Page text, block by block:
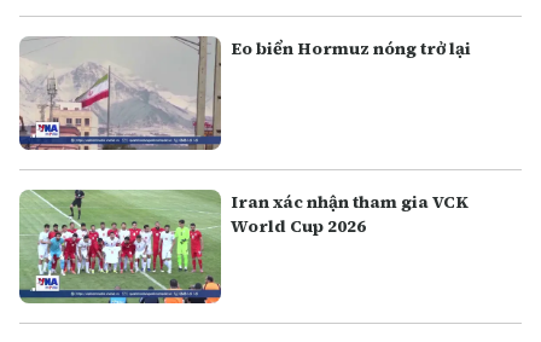
Eo biển Hormuz nóng trở lại
Iran xác nhận tham gia VCK
World Cup 2026